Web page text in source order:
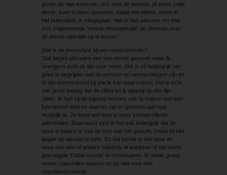
groep die hier komt om zich voor de tweede, of soms zelfs
derde, keer te laten opereren, nadat het elders, soms in
het buitenland, is misgegaan. Het is dan aan ons om met
zo’n zogenoemde ‘revisie neusoperatie’ de onvrede over
de eerste operatie op te lossen.’
Wat is de procedure bij een neuscorrectie?
‘Dat begint uiteraard met een eerste gesprek waar ik
overigens echt de tijd voor neem. Het is zó belangrijk om
goed te begrijpen wat de wensen en verwachtingen zijn en
of dat overeenkomt bij wat ik kan waarmaken. Het is echt
van groot belang dat de cliënt en ik daarbij op één lijn
zitten. Ik heb bij de ingreep immers ook te maken met een
functioneel deel en daarom zijn er grenzen aan wat
mogelijk is. Je moet wel door je neus kunnen blijven
ademhalen. Daarnaast vind ik het ook belangrijk dat de
neus in balans is met de rest van het gezicht, zodat hij niet
langer de aandacht trekt. En dat bereik je niet door de
neus van één of andere celebrity te kopiëren of het soms
gevraagde ‘Dubai-neusje’ te construeren. Ik maak graag
mooie, natuurlijke neuzen en ga niet voor een
standaardconcept.